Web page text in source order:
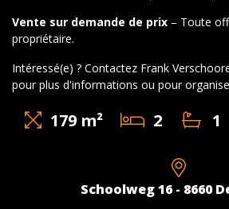
Vente sur demande de prix – Toute
propriétaire.
Intéressé(e) ? Contactez Frank
pour plus d'informations ou pour
179 m² 2 1
Schoolweg 16 - 8660